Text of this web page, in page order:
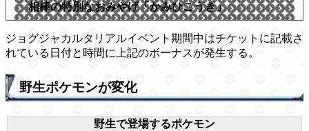
相棒の特別なおみやげ「かみひこうき」
ジョグジャカルタリアルイベント期間中はチケットに記載さ
れている日付と時間に上記のボーナスが発生する。
野生ポケモンが変化
野生で登場するポケモン